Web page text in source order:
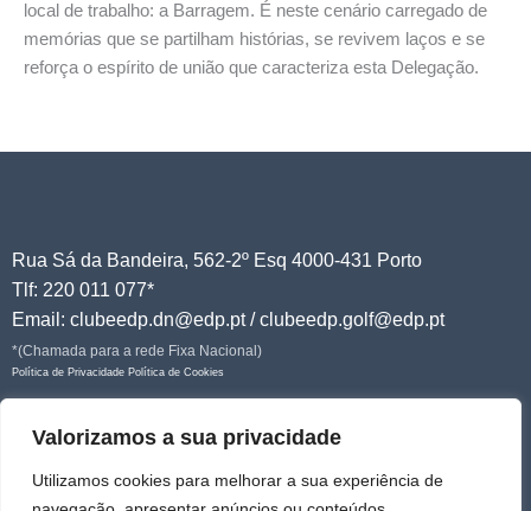
Valorizamos a sua privacidade
Utilizamos cookies para melhorar a sua experiência de
local de trabalho: a Barragem. É neste cenário carregado de
memórias que se partilham histórias, se revivem laços e se
reforça o espírito de união que caracteriza esta Delegação.
Rua Sá da Bandeira, 562-2º Esq 4000-431 Porto
Tlf: 220 011 077*
Email: clubeedp.dn@edp.pt / clubeedp.golf@edp.pt
*(Chamada para a rede Fixa Nacional)
Política de Privacidade Política de Cookies